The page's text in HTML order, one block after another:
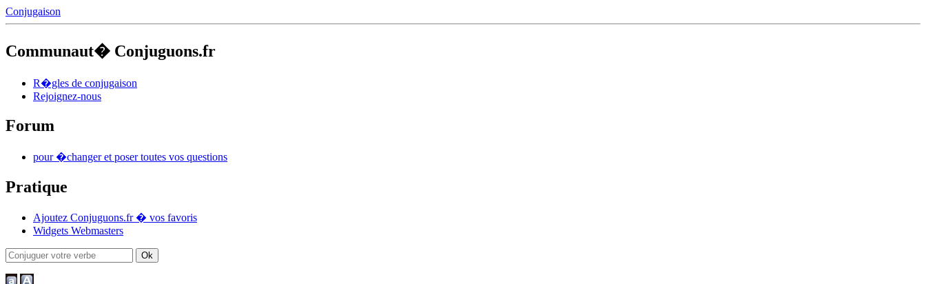
Conjugaison
Communaut� Conjuguons.fr
R�gles de conjugaison
Rejoignez-nous
Forum
pour �changer et poser toutes vos questions
Pratique
Ajoutez Conjuguons.fr � vos favoris
Widgets Webmasters